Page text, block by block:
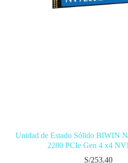
Unidad de Estado Sólido BIWIN
2280 PCIe Gen 4 x4
S/253.40